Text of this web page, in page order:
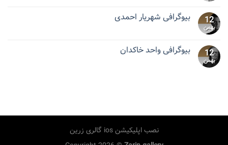
12
بهمن
بیوگرافی شهریار احمدی
12
بهمن
بیوگرافی واحد خاکدان
نصب اپلیکیشن ios گالری زرین